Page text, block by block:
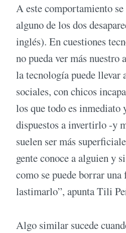
A este comportamiento
alguno de los dos
inglés). En cuestiones
no pueda ver más nuestro
la tecnología puede llevar
sociales, con chicos
los que todo es inmediato
dispuestos a invertirlo -y
suelen ser más
gente conoce a alguien y
como se puede borrar
lastimarlo”, apunta Tili
Algo similar sucede